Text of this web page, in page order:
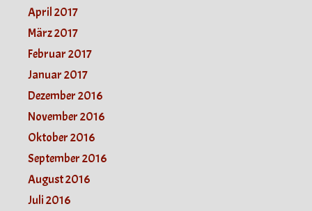
April 2017
März 2017
Februar 2017
Januar 2017
Dezember 2016
November 2016
Oktober 2016
September 2016
August 2016
Juli 2016